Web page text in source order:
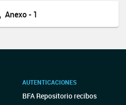
Anexo - 1
AUTENTICACIONES
BFA Repositorio recibos